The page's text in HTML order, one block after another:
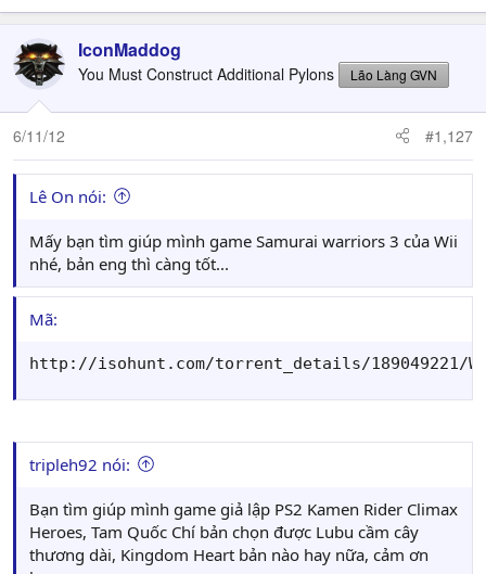
IconMaddog
You Must Construct Additional Pylons Lão Làng GVN
6/11/12 #1,127
Lê On nói:
Mấy bạn tìm giúp mình game Samurai warriors 3 của Wii
nhé, bản eng thì càng tốt...
Mã:
http://isohunt.com/torrent_details/189049221/
tripleh92 nói:
Bạn tìm giúp mình game giả lập PS2 Kamen Rider Climax
Heroes, Tam Quốc Chí bản chọn được Lubu cầm cây
thương dài, Kingdom Heart bản nào hay nữa, cảm ơn